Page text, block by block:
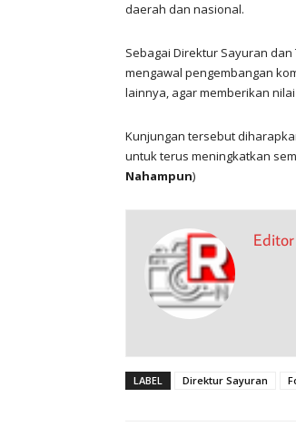
daerah dan nasional.
Sebagai Direktur Sayuran
mengawal pengembangan
lainnya, agar memberikan
Kunjungan tersebut
untuk terus meningkatkan
Nahampun)
Editor
LABEL Direktur Sayuran